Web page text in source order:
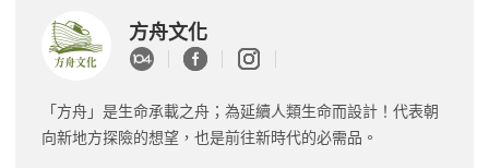
方舟文化
「方舟」是生命承載之舟；為延續人類生命而設計！代表朝
向新地方探險的想望，也是前往新時代的必需品。